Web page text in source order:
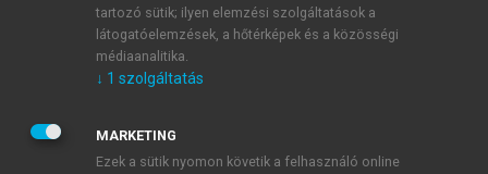
JELSZÓ
tartozó sütik; ilyen elemzési szolgáltatások a
látogatóelemzések, a hőtérképek és a közösségi
médiaanalitika.
↓ 1 szolgáltatás
MARKETING
Ezek a sütik nyomon követik a felhasználó online